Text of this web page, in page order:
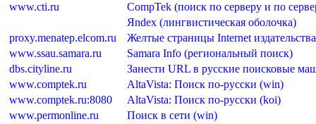
www.cti.ru
CompTek (поиск по серверу и по
Яndex (лингвистическая оболочка)
proxy.menatep.elcom.ru
Желтые страницы Internet
www.ssau.samara.ru
Samara Info (региональный поиск)
dbs.cityline.ru
Занести URL в русские поисковые
www.comptek.ru
AltaVista: Поиск по-русски (win)
www.comptek.ru:8080
AltaVista: Поиск по-русски (koi)
www.permonline.ru
Поиск в сети (win)